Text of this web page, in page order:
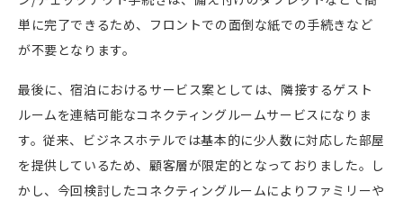
単に完了できるため、フロントでの面倒な紙での手続きなど
が不要となります。
最後に、宿泊におけるサービス案としては、隣接するゲスト
ルームを連結可能なコネクティングルームサービスになりま
す。従来、ビジネスホテルでは基本的に少人数に対応した部屋
を提供しているため、顧客層が限定的となっておりました。し
かし、今回検討したコネクティングルームによりファミリーや